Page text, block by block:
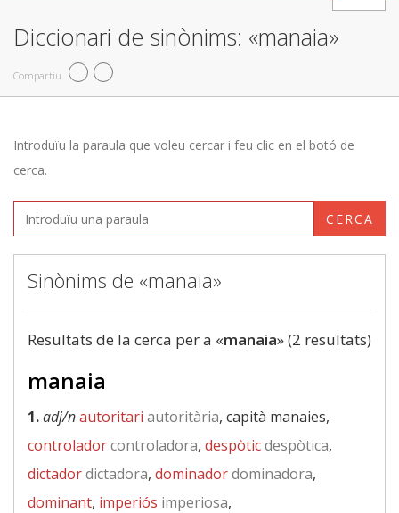
Diccionari de sinònims: «manaia»
Compartiu
Introduïu la paraula que voleu cercar i feu clic en el botó de
cerca.
CERCA
Sinònims de «manaia»
Resultats de la cerca per a «manaia» (2 resultats)
manaia
1.adj/nautoritari autoritària, capità manaies,
controladorcontroladora, despòticdespòtica,
dictadordictadora, dominadordominadora,
dominant, imperiós imperiosa,